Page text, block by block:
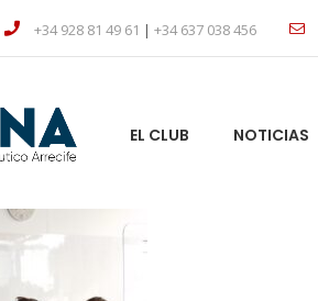
+34 928 81 49 61 | +34 637 038 456
EL CLUB NOTICIAS